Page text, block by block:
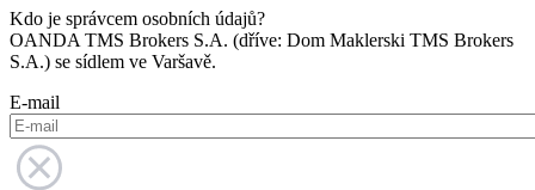
Kdo je správcem osobních údajů?
OANDA TMS Brokers S.A. (dříve: Dom Maklerski TMS Brokers
S.A.) se sídlem ve Varšavě.
E-mail